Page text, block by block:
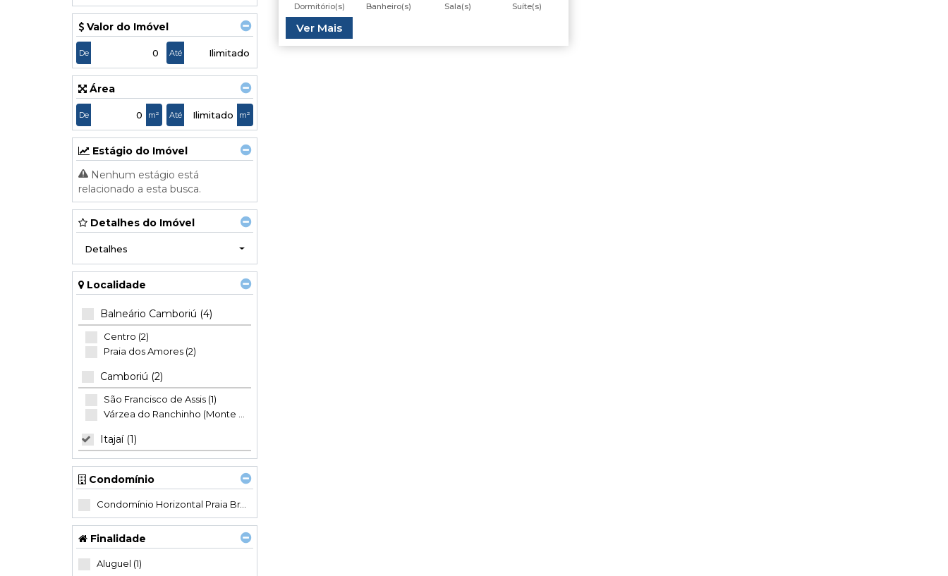
Localidade
Balneário Camboriú (4)
Centro (2)
Praia dos Amores (2)
Camboriú (2)
São Francisco de Assis (1)
Itajaí (1)
Praia Brava (1)
Finalidade
Aluguel (1)
Estágio do Imóvel
Nenhum estágio está
relacionado a esta busca.
Condomínio
Condomínio Horizontal Praia Brava (1)
Valor do Imóvel
De Até
Área
De m² Até m²
Detalhes do Imóvel
Detalhes
Dormitório(s) Banheiro(s) Sala(s)
Suíte(s)
2
Vaga(s)
Ver Mais